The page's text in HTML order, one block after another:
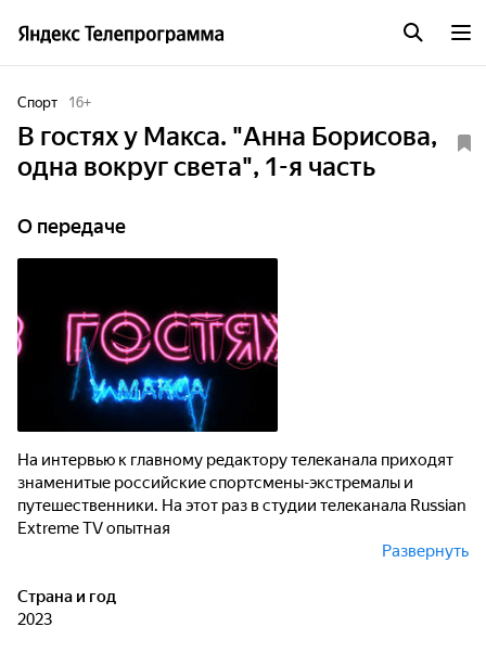
Спорт 16+
В гостях у Макса. "Анна Борисова,
одна вокруг света", 1-я часть
О передаче
На интервью к главному редактору телеканала приходят
знаменитые российские спортсмены-экстремалы и
путешественники. На этот раз в студии телеканала Russian
Extreme TV опытная
которая недавно вернулась из уникальной одиночной
кругосветной экспедиции.
Развернуть
Страна и год
2023